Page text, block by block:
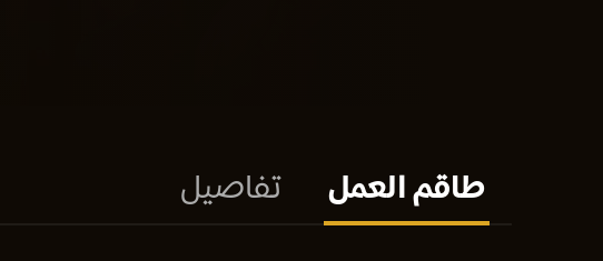
طاقم العمل تفاصيل